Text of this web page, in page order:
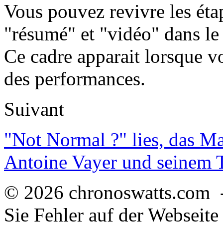
Vous pouvez revivre les
"résumé" et "vidéo" dans
Ce cadre apparait lorsque
des performances.
Suivant
"Not Normal ?" lies, das
Antoine Vayer und seinem
© 2026
Sie Fehler auf der